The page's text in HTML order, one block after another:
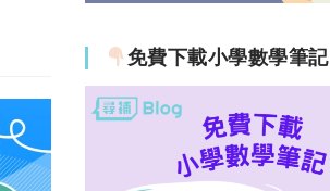
免費下載小學數學筆記